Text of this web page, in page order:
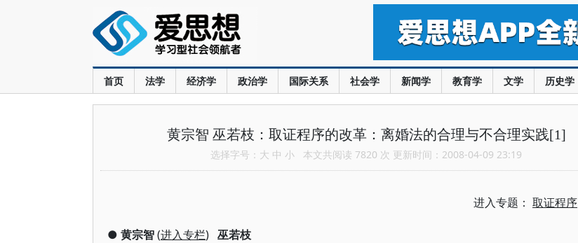
首页 法学 经济学 政治学 国际关系 社会学 新闻学 教育学 文学 历史学
黄宗智 巫若枝：取证程序的改革：离婚法的合理与不合理实践[1]
选择字号： 大 中 小 本文共阅读 7820 次 更新时间：2008-04-09 23:19
进入专题： 取证程序
● 黄宗智(进入专栏) 巫若枝